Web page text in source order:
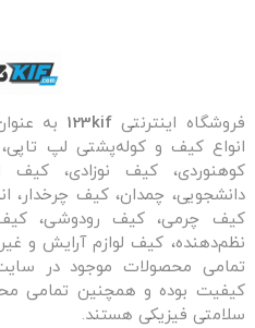
فروشگاه اینترنتی 123kif به
انواع کیف و کوله‌پشتی لپ
کوهنوردی، کیف نوزادی،
دانشجویی، چمدان، کیف چرخدار،
کیف چرمی، کیف رودوشی،
نظم‌دهنده، کیف لوازم آرایش و
تمامی محصولات موجود در سایت
کیفیت بوده و همچنین تمامی
سلامتی فیزیکی هستند.